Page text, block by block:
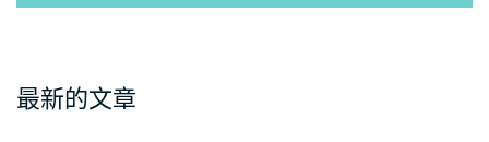
最新的文章